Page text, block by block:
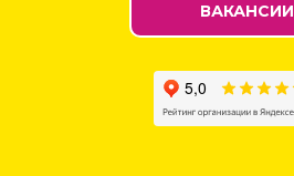
ВАКАНСИИ